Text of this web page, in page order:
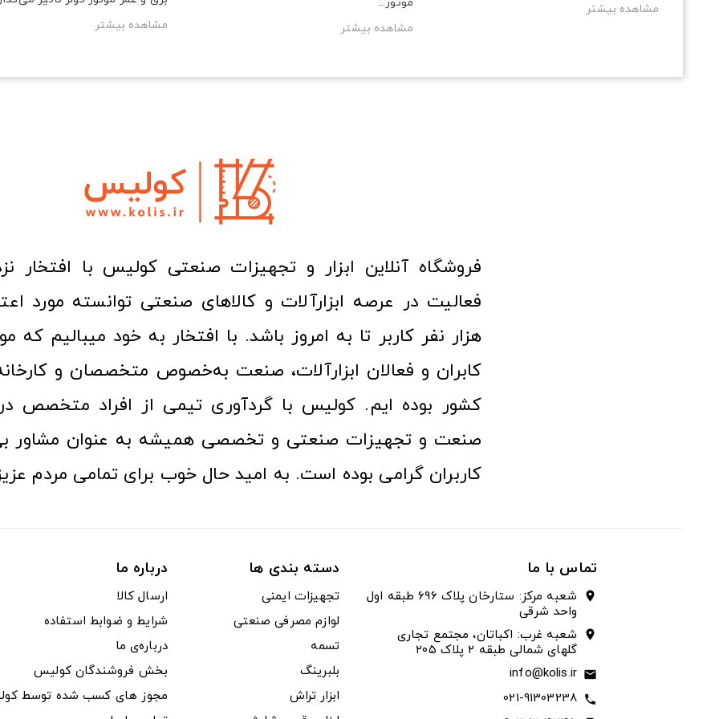
مشاهده بیشتر
مشاهده بیشتر
مشاهده بیشتر
هزار نفر کاربر تا به امروز باشد. با افتخار به خود میبالیم که
کابران و فعالان ابزارآلات، صنعت به‌خصوص متخصصان و
کشور بوده ایم. کولیس با گردآوری تیمی از افراد متخصص در
صنعت و تجهیزات صنعتی و تخصصی همیشه به عنوان مشاور
کاربران گرامی بوده است. به امید حال خوب برای تمامی مردم
تماس با ما
location_on
شعبه مرکز: ستارخان پلاک ۶۹۶ طبقه اول
واحد شرقی
location_on
شعبه غرب: اکباتان، مجتمع تجاری
گلهای شمالی طبقه ۲ پلاک ۲۰۵
email
info@kolis.ir
call
021-91303238
دسته بندی ها
تجهیزات ایمنی
لوازم مصرفی صنعتی
تسمه
بلبرینگ
ابزار تراش
درباره ما
ارسال کالا
شرایط و ضوابط استفاده
درباره‌ی ما
بخش فروشندگان کولیس
مجوز های کسب شده توسط